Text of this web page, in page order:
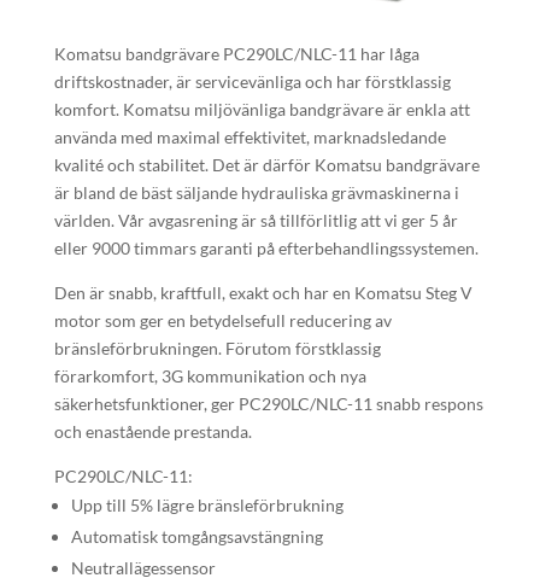
Komatsu bandgrävare PC290LC/NLC-11 har låga
driftskostnader, är servicevänliga och har förstklassig
komfort. Komatsu miljövänliga bandgrävare är enkla att
använda med maximal effektivitet, marknadsledande
kvalité och stabilitet. Det är därför Komatsu bandgrävare
är bland de bäst säljande hydrauliska grävmaskinerna i
världen. Vår avgasrening är så tillförlitlig att vi ger 5 år
eller 9000 timmars garanti på efterbehandlingssystemen.
Den är snabb, kraftfull, exakt och har en Komatsu Steg V
motor som ger en betydelsefull reducering av
bränsleförbrukningen. Förutom förstklassig
förarkomfort, 3G kommunikation och nya
säkerhetsfunktioner, ger PC290LC/NLC-11 snabb respons
och enastående prestanda.
PC290LC/NLC-11:
Upp till 5% lägre bränsleförbrukning
Automatisk tomgångsavstängning
Neutrallägessensor